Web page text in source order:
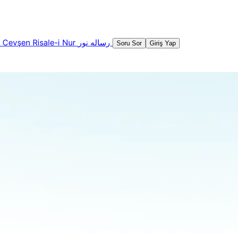
Cevşen Risale-i Nur Soru Sor Giriş Yap